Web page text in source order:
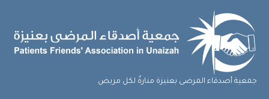
جمعية أصدقاء المرضى بعنيزة منارةٌ لكل مريض